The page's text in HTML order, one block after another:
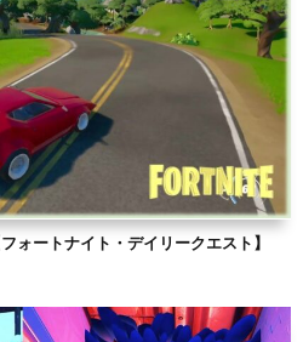
ートナイト・デイリークエスト】